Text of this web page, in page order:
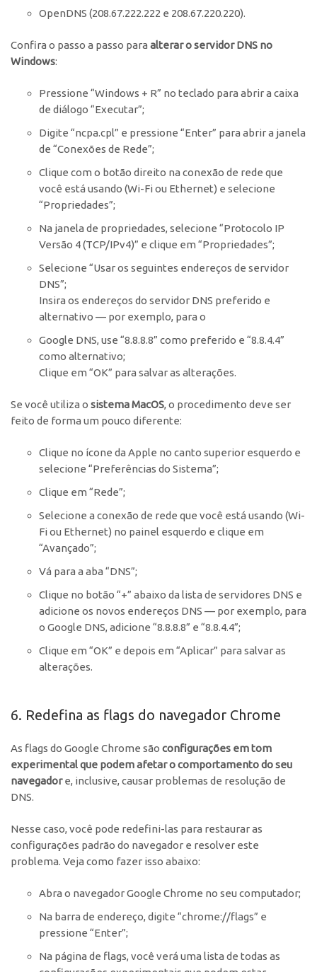
OpenDNS (208.67.222.222 e 208.67.220.220).
Confira o passo a passo para alterar o servidor DNS no
Windows:
Pressione “Windows + R” no teclado para abrir a caixa
de diálogo “Executar”;
Digite “ncpa.cpl” e pressione “Enter” para abrir a janela
de “Conexões de Rede”;
Clique com o botão direito na conexão de rede que
você está usando (Wi-Fi ou Ethernet) e selecione
“Propriedades”;
Na janela de propriedades, selecione “Protocolo IP
Versão 4 (TCP/IPv4)” e clique em “Propriedades”;
Selecione “Usar os seguintes endereços de servidor
DNS”;
Insira os endereços do servidor DNS preferido e
alternativo — por exemplo, para o
Google DNS, use “8.8.8.8” como preferido e “8.8.4.4”
como alternativo;
Clique em “OK” para salvar as alterações.
Se você utiliza o sistema MacOS, o procedimento deve ser
feito de forma um pouco diferente:
Clique no ícone da Apple no canto superior esquerdo e
selecione “Preferências do Sistema”;
Clique em “Rede”;
Selecione a conexão de rede que você está usando (Wi-
Fi ou Ethernet) no painel esquerdo e clique em
“Avançado”;
Vá para a aba “DNS”;
Clique no botão “+” abaixo da lista de servidores DNS e
adicione os novos endereços DNS — por exemplo, para
o Google DNS, adicione “8.8.8.8” e “8.8.4.4”;
Clique em “OK” e depois em “Aplicar” para salvar as
alterações.
6. Redefina as flags do navegador Chrome
As flags do Google Chrome são configurações em tom
experimental que podem afetar o comportamento do seu
navegadore, inclusive, causar problemas de resolução de
DNS.
Nesse caso, você pode redefini-las para restaurar as
configurações padrão do navegador e resolver este
problema. Veja como fazer isso abaixo:
Abra o navegador Google Chrome no seu computador;
Na barra de endereço, digite “chrome://flags” e
pressione “Enter”;
Na página de flags, você verá uma lista de todas as